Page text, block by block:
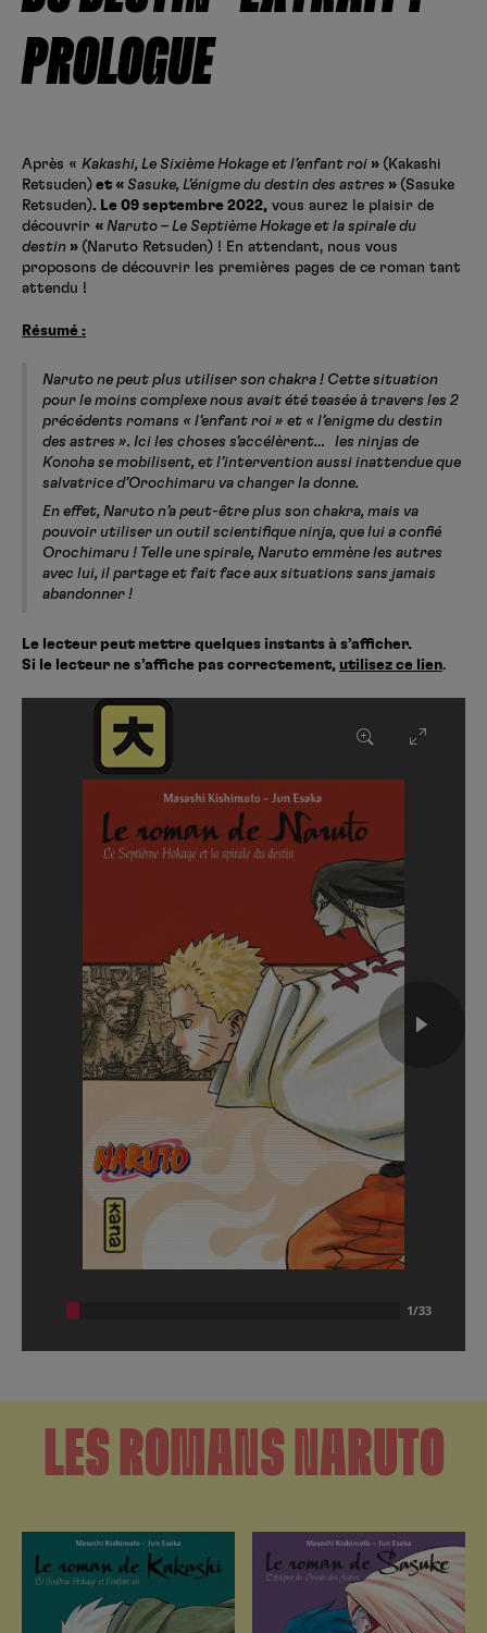
PROLOGUE
Après « Kakashi, Le Sixième Hokage et l’enfant roi » (Kakashi
Retsuden) et « Sasuke, L’énigme du destin des astres » (Sasuke
Retsuden). Le 09 septembre 2022, vous aurez le plaisir de
découvrir « Naruto – Le Septième Hokage et la spirale du
destin » (Naruto Retsuden) ! En attendant, nous vous
proposons de découvrir les premières pages de ce roman tant
attendu !
Résumé :
Naruto ne peut plus utiliser son chakra ! Cette situation
pour le moins complexe nous avait été teasée à travers les 2
précédents romans « l’enfant roi » et « l’enigme du destin
des astres ». Ici les choses s’accélèrent… les ninjas de
Konoha se mobilisent, et l’intervention aussi inattendue que
salvatrice d’Orochimaru va changer la donne.
En effet, Naruto n’a peut-être plus son chakra, mais va
pouvoir utiliser un outil scientifique ninja, que lui a confié
Orochimaru ! Telle une spirale, Naruto emmène les autres
avec lui, il partage et fait face aux situations sans jamais
abandonner !
Le lecteur peut mettre quelques instants à s’afficher.
Si le lecteur ne s’affiche pas correctement, utilisez ce lien.
LES ROMANS NARUTO
Hunter x Hunter
Fire Force